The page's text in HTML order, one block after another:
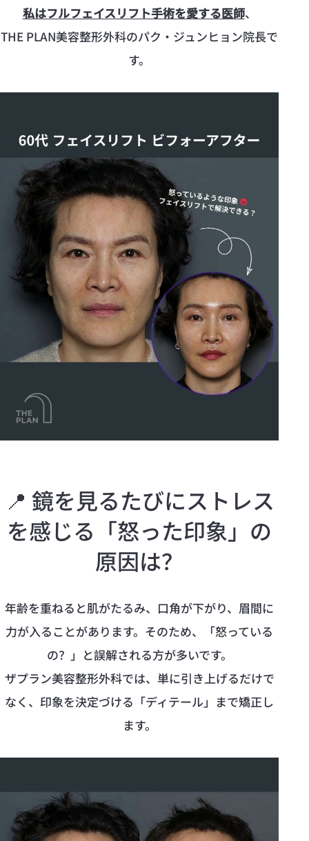
私はフルフェイスリフト手術を愛する医師、
THE PLAN美容整形外科のパク・ジュンヒョン院長で
す。
📍 鏡を見るたびにストレス
を感じる「怒った印象」の
原因は？
年齢を重ねると肌がたるみ、口角が下がり、眉間に
力が入ることがあります。そのため、「怒っている
の？」と誤解される方が多いです。
ザプラン美容整形外科では、単に引き上げるだけで
なく、印象を決定づける「ディテール」まで矯正し
ます。